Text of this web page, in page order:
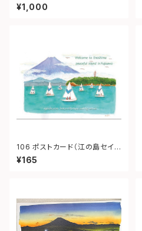
（月型）③
¥1,000
106 ポストカード（江の島セイリ
ング）
¥165